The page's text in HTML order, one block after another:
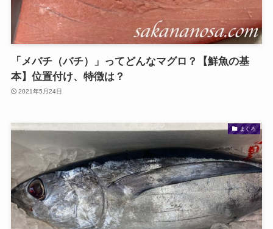
「メバチ（バチ）」ってどんなマグロ？【鮮魚の基
本】位置付け、特徴は？
2021年5月24日
まぐろ